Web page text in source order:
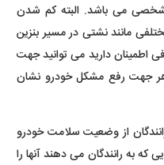
می باشد. البته کم شدن
مانند نشتی در مسیر بنزین
اطمینان دارید می توانید جهت
جهت رفع مشکل خودرو نشان
از وضعیت سلامت خودرو
به رانندگان می دهند آنها را